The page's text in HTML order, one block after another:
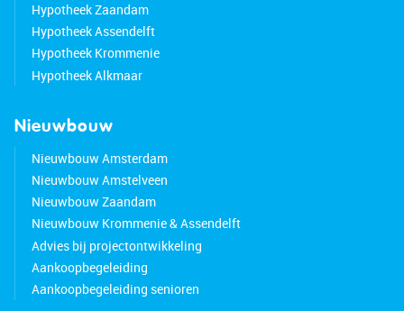
Hypotheek Zaandam
Hypotheek Assendelft
Hypotheek Krommenie
Hypotheek Alkmaar
Nieuwbouw
Nieuwbouw Amsterdam
Nieuwbouw Amstelveen
Nieuwbouw Zaandam
Nieuwbouw Krommenie & Assendelft
Advies bij projectontwikkeling
Aankoopbegeleiding
Aankoopbegeleiding senioren